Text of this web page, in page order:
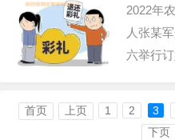
2022年
人张某
六举行
元。后
除婚约
首页 上页 1 2 3
下页